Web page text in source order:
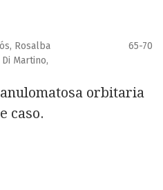
Rosalba
Martino,
65-70
orbitaria
caso.